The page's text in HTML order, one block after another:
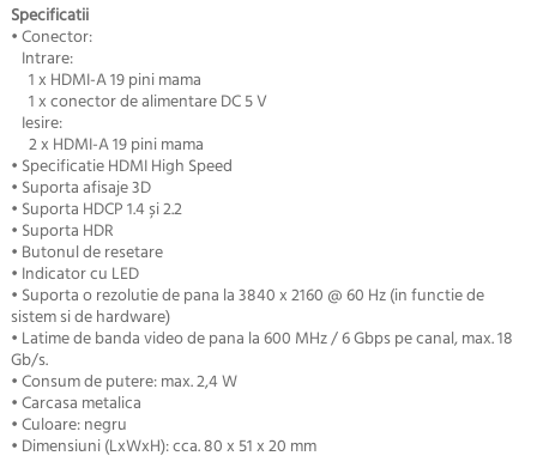
Specificatii
• Conector:
Intrare:
1 x HDMI-A 19 pini mama
1 x conector de alimentare DC 5 V
Iesire:
2 x HDMI-A 19 pini mama
• Specificatie HDMIHigh Speed
• Suporta afisaje 3D
• Suporta HDCP 1.4 și 2.2
• Suporta HDR
• Butonul de resetare
• Indicator cu LED
• Suporta o rezolutie de pana la 3840 x 2160 @ 60 Hz (in functie de
sistem si de hardware)
• Latime de banda video de pana la 600 MHz / 6 Gbps pe canal, max. 18
Gb/s.
• Consum de putere: max. 2,4 W
• Carcasa metalica
• Culoare: negru
• Dimensiuni (LxWxH): cca. 80 x 51 x 20 mm